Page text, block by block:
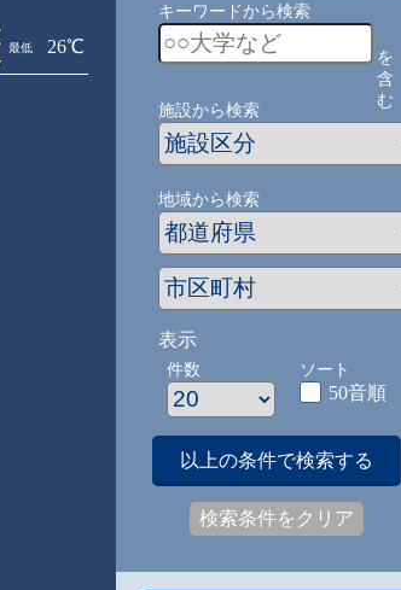
最低 26℃
キーワードから検索
を
含
む
施設から検索
地域から検索
表示
件数 ソート
50音順
以上の条件で検索する
検索条件をクリア